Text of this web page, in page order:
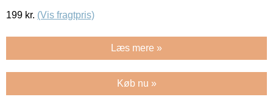
199 kr. (Vis fragtpris)
Læs mere »
Køb nu »